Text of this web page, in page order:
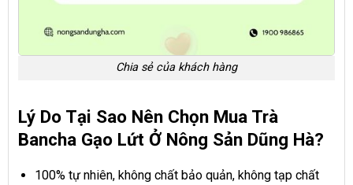
Chia sẻ của khách hàng
Lý Do Tại Sao Nên Chọn Mua Trà
Bancha Gạo Lứt Ở Nông Sản Dũng Hà?
100% tự nhiên, không chất bảo quản, không tạp chất